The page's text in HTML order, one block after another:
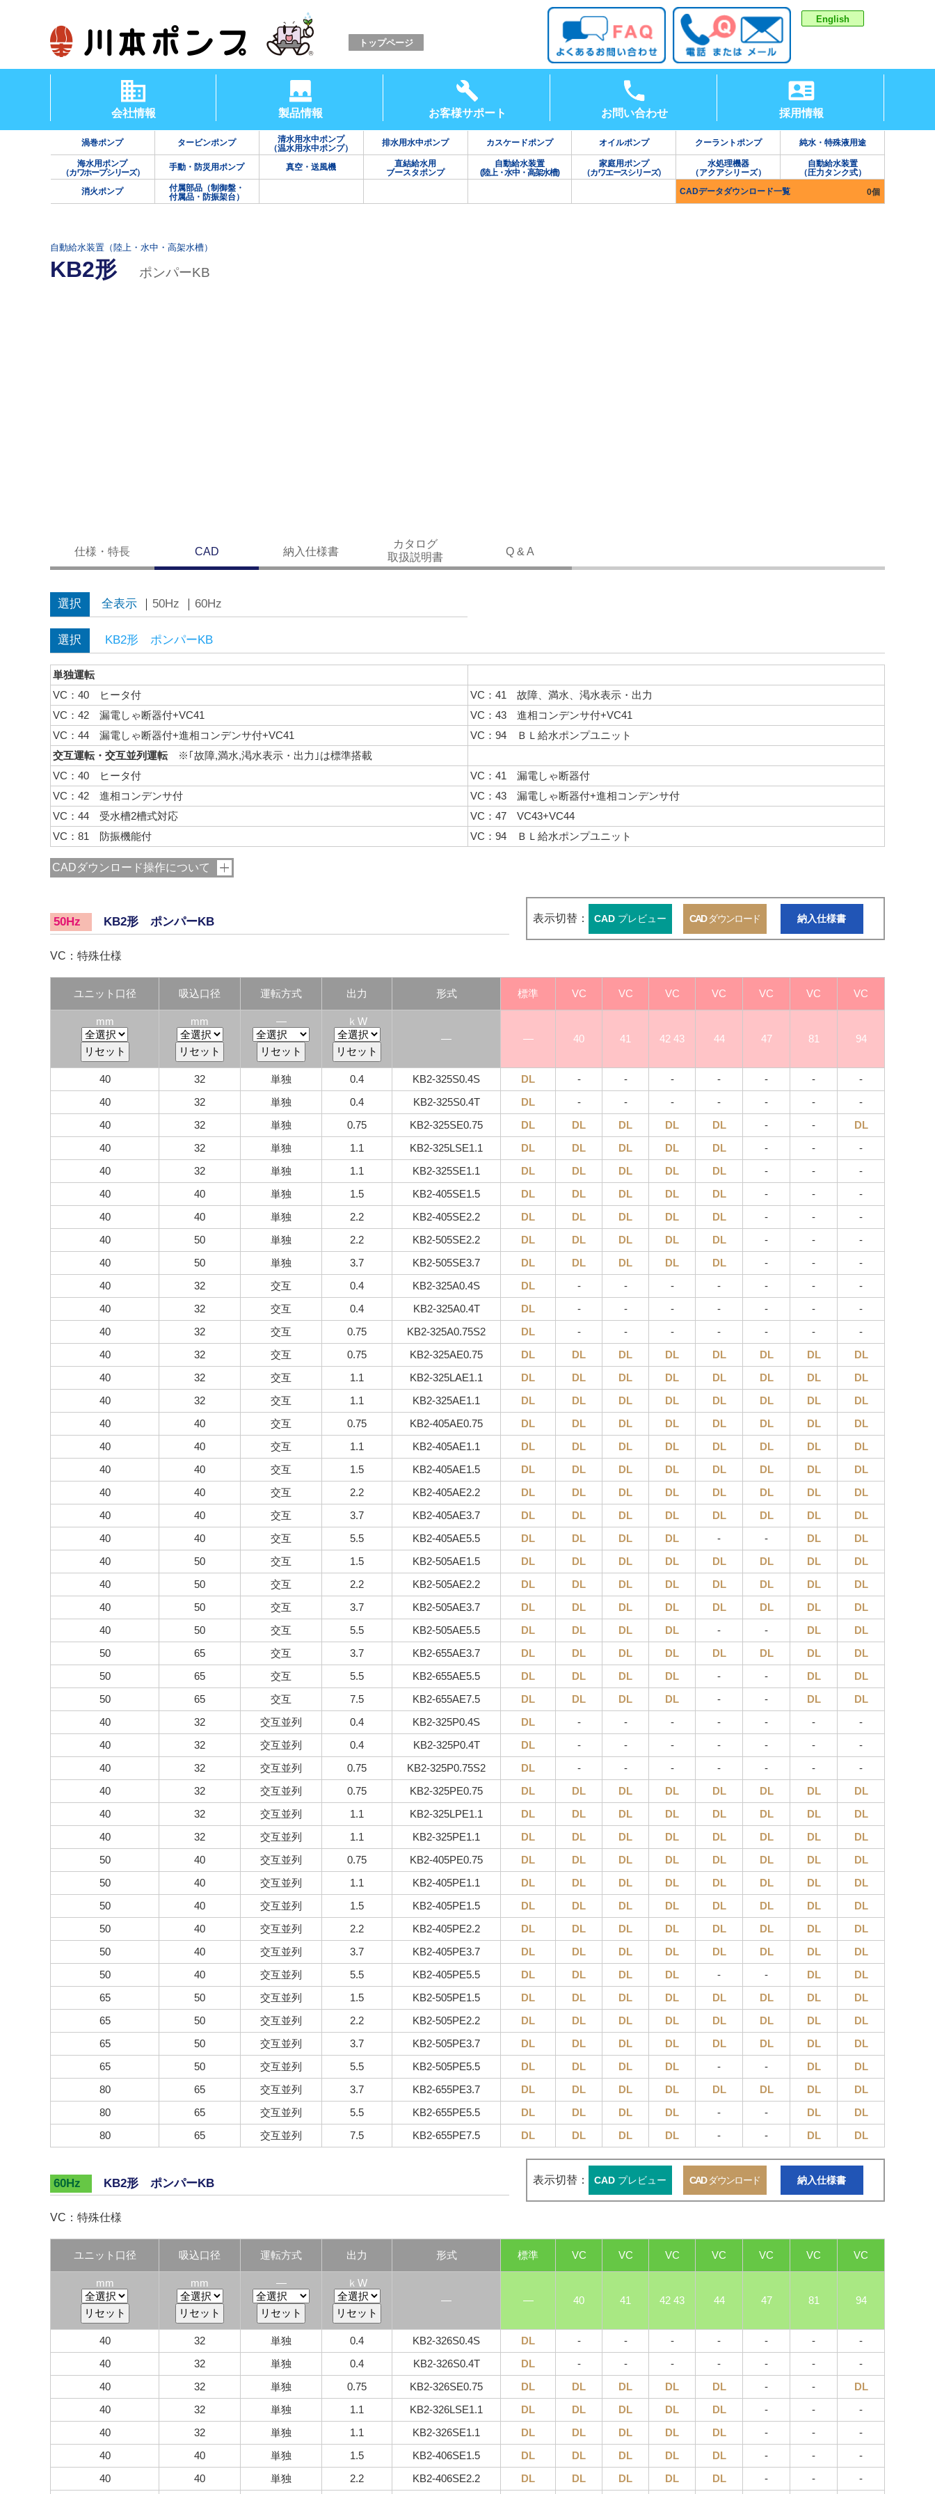
トップページ
English
会社情報 製品情報 お客様サポート お問い合わせ 採用情報
渦巻ポンプ タービンポンプ
清水用水中ポンプ
（温水用水中ポンプ）
排水用水中ポンプ カスケードポンプ オイルポンプ クーラントポンプ 純水・特殊液用途
海水用ポンプ
（カワホープシリーズ）
手動・防災用ポンプ 真空・送風機
直結給水用
ブースタポンプ
自動給水装置
(陸上・水中・高架水槽)
家庭用ポンプ
（カワエースシリーズ）
水処理機器
（アクアシリーズ）
自動給水装置
（圧力タンク式）
消火ポンプ
付属部品（制御盤・
付属品・防振架台）
CADデータダウンロード一覧 0個
自動給水装置（陸上・水中・高架水槽）
KB2形 ポンパーKB
仕様・特長 CAD 納入仕様書
カタログ
取扱説明書
Q & A
選択 全表示｜ 50Hz 60Hz
選択 KB2形 ポンパーKB
単独運転
VC：40 ヒータ付
VC：41 故障、満水、渇水表示・出力
VC：42 漏電しゃ断器付+VC41
VC：43 進相コンデンサ付+VC41
VC：44 漏電しゃ断器付+進相コンデンサ付+VC41
VC：94 ＢＬ給水ポンプユニット
交互運転・交互並列運転※｢故障,満水,渇水表示・出力｣は標準搭載
VC：40 ヒータ付
VC：41 漏電しゃ断器付
VC：42 進相コンデンサ付
VC：43 漏電しゃ断器付+進相コンデンサ付
VC：44 受水槽2槽式対応
VC：47 VC43+VC44
VC：81 防振機能付
VC：94 ＢＬ給水ポンプユニット
CADダウンロード操作について
50Hz KB2形 ポンパーKB 表示切替： CADプレビュー CADダウンロード 納入仕様書
VC：特殊仕様
ユニット口径 吸込口径 運転方式 出力 形式 標準 VC VC VC VC VC VC VC
mm mm ―
ｋW
―
― 40 41 42 43 44 47 81 94
40 32 単独 0.4 KB2-325S0.4S DL - - - - - -
-
40
32 単独 0.4 KB2-325S0.4T DL - - - - - -
-
40
32 単独 0.75 KB2-325SE0.75 DL DL DL DL DL - -
DL
40
32 単独 1.1 KB2-325LSE1.1 DL DL DL DL DL - -
-
40
32 単独 1.1 KB2-325SE1.1 DL DL DL DL DL - -
-
40
40 単独 1.5 KB2-405SE1.5 DL DL DL DL DL - -
-
40
40 単独 2.2 KB2-405SE2.2 DL DL DL DL DL - -
-
40
50 単独 2.2 KB2-505SE2.2 DL DL DL DL DL - -
-
40
50 単独 3.7 KB2-505SE3.7 DL DL DL DL DL - -
-
40
32 交互 0.4 KB2-325A0.4S DL - - - - - -
-
40
32 交互 0.4 KB2-325A0.4T DL - - - - - -
-
40
32 交互 0.75 KB2-325A0.75S2 DL - - - - - -
-
40
32 交互 0.75 KB2-325AE0.75 DL DL DL DL DL DL DL
DL
40
32 交互 1.1 KB2-325LAE1.1 DL DL DL DL DL DL DL
DL
40
32 交互 1.1 KB2-325AE1.1 DL DL DL DL DL DL DL
DL
40
40 交互 0.75 KB2-405AE0.75 DL DL DL DL DL DL DL
DL
40
40 交互 1.1 KB2-405AE1.1 DL DL DL DL DL DL DL
DL
40
40 交互 1.5 KB2-405AE1.5 DL DL DL DL DL DL DL
DL
40
40 交互 2.2 KB2-405AE2.2 DL DL DL DL DL DL DL
DL
40
40 交互 3.7 KB2-405AE3.7 DL DL DL DL DL DL DL
DL
40
40 交互 5.5 KB2-405AE5.5 DL DL DL DL - - DL
DL
40
50 交互 1.5 KB2-505AE1.5 DL DL DL DL DL DL DL
DL
40
50 交互 2.2 KB2-505AE2.2 DL DL DL DL DL DL DL
DL
40
50 交互 3.7 KB2-505AE3.7 DL DL DL DL DL DL DL
DL
40
50 交互 5.5 KB2-505AE5.5 DL DL DL DL - - DL
DL
50
65 交互 3.7 KB2-655AE3.7 DL DL DL DL DL DL DL
DL
50
65 交互 5.5 KB2-655AE5.5 DL DL DL DL - - DL
DL
50
65 交互 7.5 KB2-655AE7.5 DL DL DL DL - - DL
DL
40
32 交互並列 0.4 KB2-325P0.4S DL - - - - - -
-
40
32 交互並列 0.4 KB2-325P0.4T DL - - - - - -
-
40
32 交互並列 0.75 KB2-325P0.75S2 DL - - - - - -
-
40
32 交互並列 0.75 KB2-325PE0.75 DL DL DL DL DL DL DL
DL
40
32 交互並列 1.1 KB2-325LPE1.1 DL DL DL DL DL DL DL
DL
40
32 交互並列 1.1 KB2-325PE1.1 DL DL DL DL DL DL DL
DL
50
40 交互並列 0.75 KB2-405PE0.75 DL DL DL DL DL DL DL
DL
50
40 交互並列 1.1 KB2-405PE1.1 DL DL DL DL DL DL DL
DL
50
40 交互並列 1.5 KB2-405PE1.5 DL DL DL DL DL DL DL
DL
50
40 交互並列 2.2 KB2-405PE2.2 DL DL DL DL DL DL DL
DL
50
40 交互並列 3.7 KB2-405PE3.7 DL DL DL DL DL DL DL
DL
50
40 交互並列 5.5 KB2-405PE5.5 DL DL DL DL - - DL
DL
65
50 交互並列 1.5 KB2-505PE1.5 DL DL DL DL DL DL DL
DL
65
50 交互並列 2.2 KB2-505PE2.2 DL DL DL DL DL DL DL
DL
65
50 交互並列 3.7 KB2-505PE3.7 DL DL DL DL DL DL DL
DL
65
50 交互並列 5.5 KB2-505PE5.5 DL DL DL DL - - DL
DL
80
65 交互並列 3.7 KB2-655PE3.7 DL DL DL DL DL DL DL
DL
80
65 交互並列 5.5 KB2-655PE5.5 DL DL DL DL - - DL
DL
80
65 交互並列 7.5 KB2-655PE7.5 DL DL DL DL - - DL DL
60Hz KB2形 ポンパーKB 表示切替： CADプレビュー CADダウンロード 納入仕様書
VC：特殊仕様
ユニット口径 吸込口径 運転方式 出力 形式 標準 VC VC VC VC VC VC VC
mm mm ―
ｋW
―
― 40 41 42 43 44 47 81 94
40 32 単独 0.4 KB2-326S0.4S DL - - - - - -
-
40
32 単独 0.4 KB2-326S0.4T DL - - - - - -
-
40
32 単独 0.75 KB2-326SE0.75 DL DL DL DL DL - -
DL
40
32 単独 1.1 KB2-326LSE1.1 DL DL DL DL DL - -
-
40
32 単独 1.1 KB2-326SE1.1 DL DL DL DL DL - -
-
40
40 単独 1.5 KB2-406SE1.5 DL DL DL DL DL - -
-
40
40 単独 2.2 KB2-406SE2.2 DL DL DL DL DL - - -